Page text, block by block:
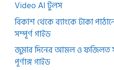
Video AI টুলস
বিকাশ থেকে ব্যাংকে টাকা
সম্পূর্ণ গাইড
জুমার দিনের আমল ও ফজিলত
পূর্ণাঙ্গ গাইড